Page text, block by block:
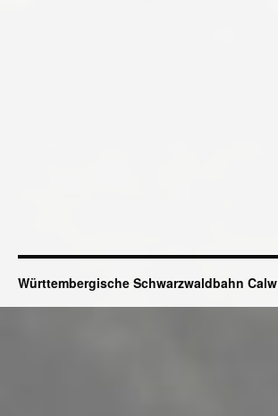
Württembergische Schwarzwaldbahn Calw